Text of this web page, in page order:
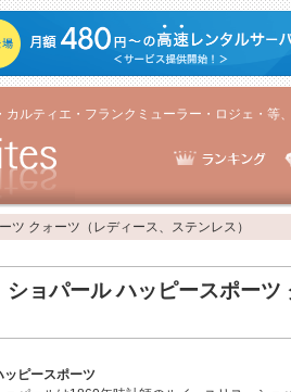
ルティエ・フランクミューラー・ロジェ・等
ツ クォーツ（レディース、ステンレス）
ショパール ハッピースポーツ
ッピースポーツ